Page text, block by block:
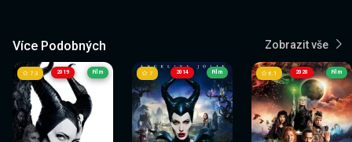
Více Podobných Zobrazit vše
2019
7.3 Film 2014
7 Film 2020
6.1 Film